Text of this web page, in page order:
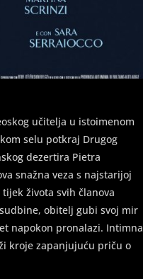
učitelja u istoimenom
selu potkraj Drugog
dezertira Pietra
snažna veza s najstarijoj
života svih članova
obitelj gubi svoj mir
napokon pronalazi. Intimna
kroje zapanjujuću priču o